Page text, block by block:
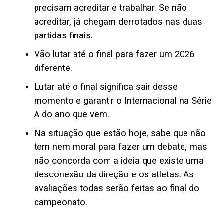
precisam acreditar e trabalhar. Se não
acreditar, já chegam derrotados nas duas
partidas finais.
Vão lutar até o final para fazer um 2026
diferente.
Lutar até o final significa sair desse
momento e garantir o Internacional na Série
A do ano que vem.
Na situação que estão hoje, sabe que não
tem nem moral para fazer um debate, mas
não concorda com a ideia que existe uma
desconexão da direção e os atletas. As
avaliações todas serão feitas ao final do
campeonato.